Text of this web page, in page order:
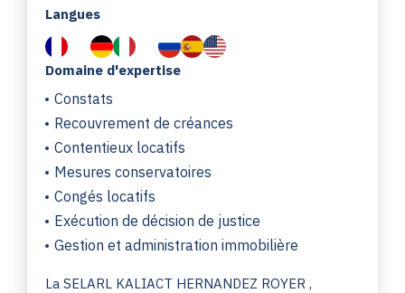
Domaine d'expertise
Constats
Recouvrement de créances
Contentieux locatifs
Mesures conservatoires
Congés locatifs
Exécution de décision de justice
Gestion et administration immobilière
Langues
La SELARL KALIACT HERNANDEZ ROYER ,